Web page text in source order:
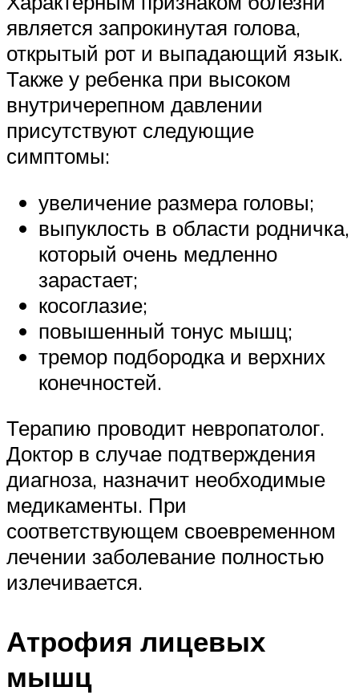
является запрокинутая голова,
открытый рот и выпадающий язык.
Также у ребенка при высоком
внутричерепном давлении
присутствуют следующие
симптомы:
увеличение размера головы;
выпуклость в области родничка,
который очень медленно
зарастает;
косоглазие;
повышенный тонус мышц;
тремор подбородка и верхних
конечностей.
Терапию проводит невропатолог.
Доктор в случае подтверждения
диагноза, назначит необходимые
медикаменты. При
соответствующем своевременном
лечении заболевание полностью
излечивается.
Атрофия лицевых
мышц